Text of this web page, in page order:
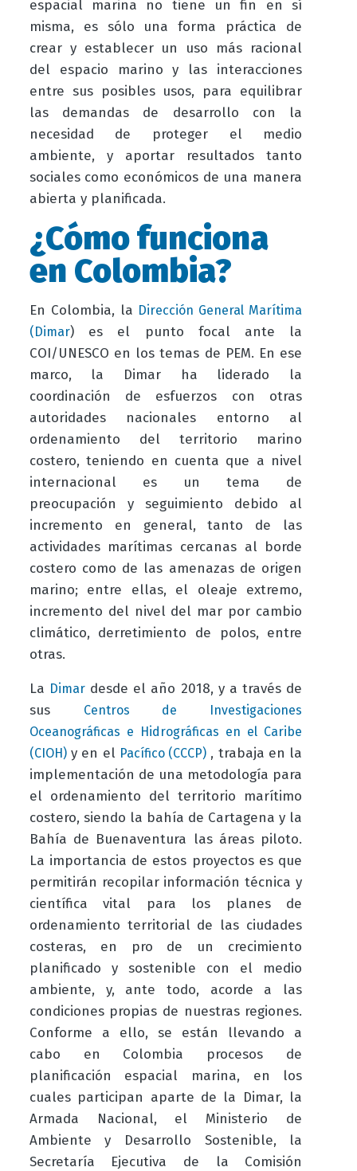
espacial marina no tiene un fin en sí
misma, es sólo una forma práctica de
crear y establecer un uso más racional
del espacio marino y las interacciones
entre sus posibles usos, para equilibrar
las demandas de desarrollo con la
necesidad de proteger el medio
ambiente, y aportar resultados tanto
sociales como económicos de una manera
abierta y planificada.
¿Cómo funciona
en Colombia?
En Colombia, la Dirección General Marítima
(Dimar) es el punto focal ante la
COI/UNESCO en los temas de PEM. En ese
marco, la Dimar ha liderado la
coordinación de esfuerzos con otras
autoridades nacionales entorno al
ordenamiento del territorio marino
costero, teniendo en cuenta que a nivel
internacional es un tema de
preocupación y seguimiento debido al
incremento en general, tanto de las
actividades marítimas cercanas al borde
costero como de las amenazas de origen
marino; entre ellas, el oleaje extremo,
incremento del nivel del mar por cambio
climático, derretimiento de polos, entre
otras.
La Dimar desde el año 2018, y a través de
sus
Centros de Investigaciones
Oceanográficas e Hidrográficas en el Caribe
(CIOH) y en el Pacífico (CCCP) , trabaja en la
implementación de una metodología para
el ordenamiento del territorio marítimo
costero, siendo la bahía de Cartagena y la
Bahía de Buenaventura las áreas piloto.
La importancia de estos proyectos es que
permitirán recopilar información técnica y
científica vital para los planes de
ordenamiento territorial de las ciudades
costeras, en pro de un crecimiento
planificado y sostenible con el medio
ambiente, y, ante todo, acorde a las
condiciones propias de nuestras regiones.
Conforme a ello, se están llevando a
cabo en Colombia procesos de
planificación espacial marina, en los
cuales participan aparte de la Dimar, la
Armada Nacional, el Ministerio de
Ambiente y Desarrollo Sostenible, la
Secretaría Ejecutiva de la Comisión